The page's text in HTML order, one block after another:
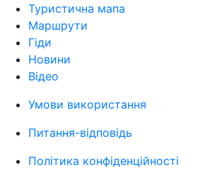
Туристична мапа
Маршрути
Гіди
Новини
Відео
Умови використання
Питання-відповідь
Політика конфіденційності